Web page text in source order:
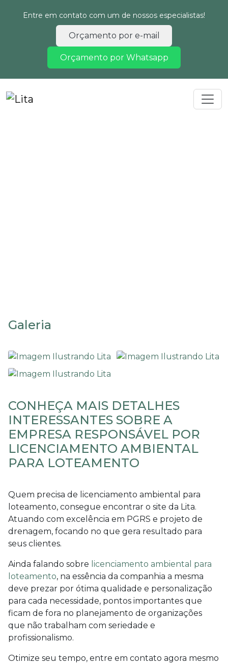
Entre em contato com um de nossos especialistas!
Orçamento por e-mail
Orçamento por Whatsapp
Galeria
CONHEÇA MAIS DETALHES
INTERESSANTES SOBRE A
EMPRESA RESPONSÁVEL POR
LICENCIAMENTO AMBIENTAL
PARA LOTEAMENTO
Quem precisa de licenciamento ambiental para
loteamento, consegue encontrar o site da Lita.
Atuando com excelência em PGRS e projeto de
drenagem, focando no que gera resultado para
seus clientes.
Ainda falando sobre licenciamento ambiental para
loteamento, na essência da companhia a mesma
deve prezar por ótima qualidade e personalização
para cada necessidade, pontos importantes que
ficam de fora no planejamento de organizações
que não trabalham com seriedade e
profissionalismo.
Otimize seu tempo, entre em contato agora mesmo